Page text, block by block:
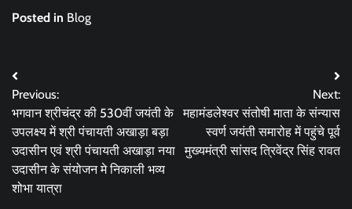
Posted in Blog
Post
navigation
Previous:
भगवान श्रीचंद्र की 530वीं जयंती के
उपलक्ष्य में श्री पंचायती अखाड़ा बड़ा
उदासीन एवं श्री पंचायती अखाड़ा नया
उदासीन के संयोजन मे निकाली भव्य
शोभा यात्रा
Next:
महामंडलेश्वर संतोषी माता के संन्यास
स्वर्ण जयंती समारोह में पहुंचे पूर्व
मुख्यमंत्री सांसद त्रिवेंद्र सिंह रावत